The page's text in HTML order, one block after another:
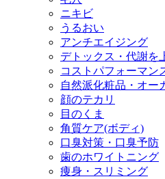
ニキビ
うるおい
アンチエイジング
デトックス・代謝を
コストパフォーマン
自然派化粧品・オー
顔のテカリ
目のくま
角質ケア(ボディ)
口臭対策・口臭予防
歯のホワイトニング
痩身・スリミング